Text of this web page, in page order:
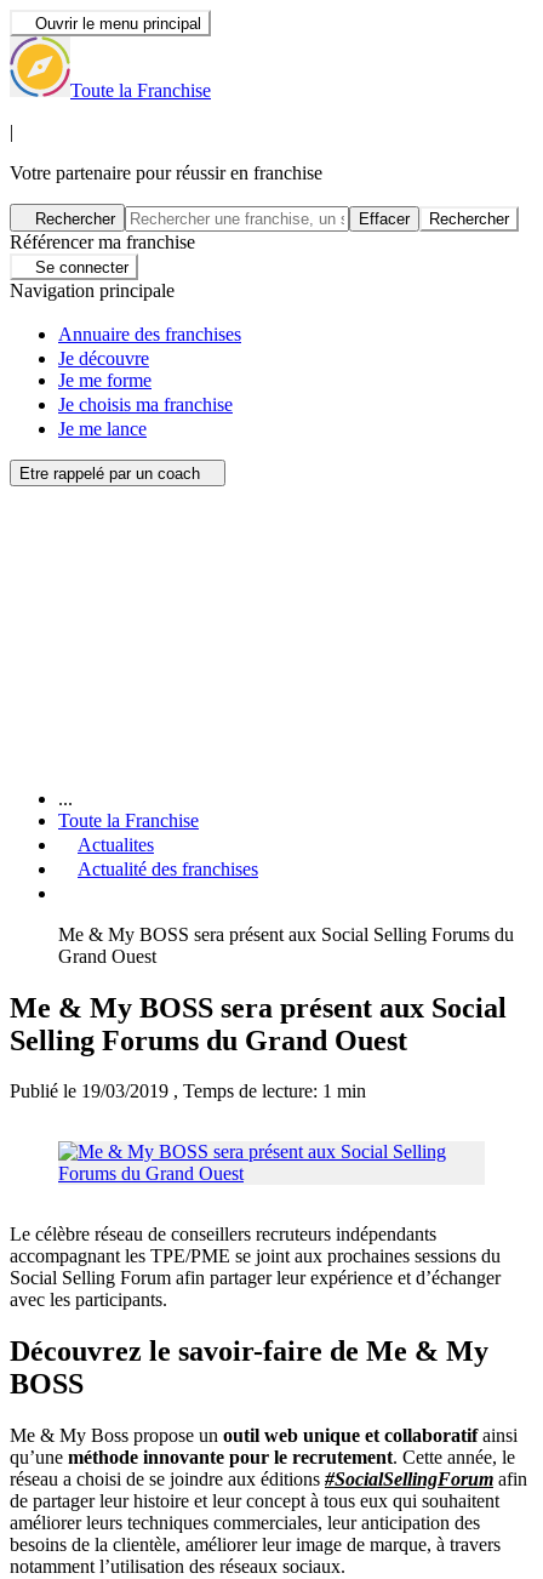
Ouvrir le menu principal
Toute la Franchise
|
Votre partenaire pour réussir en franchise
Rechercher Effacer Rechercher
Référencer ma franchise
Se connecter
Navigation principale
Annuaire des franchises
Je découvre
Je me forme
Je choisis ma franchise
Je me lance
Etre rappelé par un coach
...
Toute la Franchise
Actualites
Actualité des franchises
Me & My BOSS sera présent aux Social Selling Forums du
Grand Ouest
Me & My BOSS sera présent aux Social
Selling Forums du Grand Ouest
Publié le 19/03/2019 , Temps de lecture: 1 min
Le célèbre réseau de conseillers recruteurs indépendants
accompagnant les TPE/PME se joint aux prochaines sessions du
Social Selling Forum afin partager leur expérience et d’échanger
avec les participants.
Découvrez le savoir-faire de Me & My
BOSS
Me & My Boss propose un outil web unique et collaboratifainsi
qu’une méthode innovante pour le recrutement. Cette année, le
réseau a choisi de se joindre aux éditions #SocialSellingForum afin
de partager leur histoire et leur concept à tous eux qui souhaitent
améliorer leurs techniques commerciales, leur anticipation des
besoins de la clientèle, améliorer leur image de marque, à travers
notamment l’utilisation des réseaux sociaux.